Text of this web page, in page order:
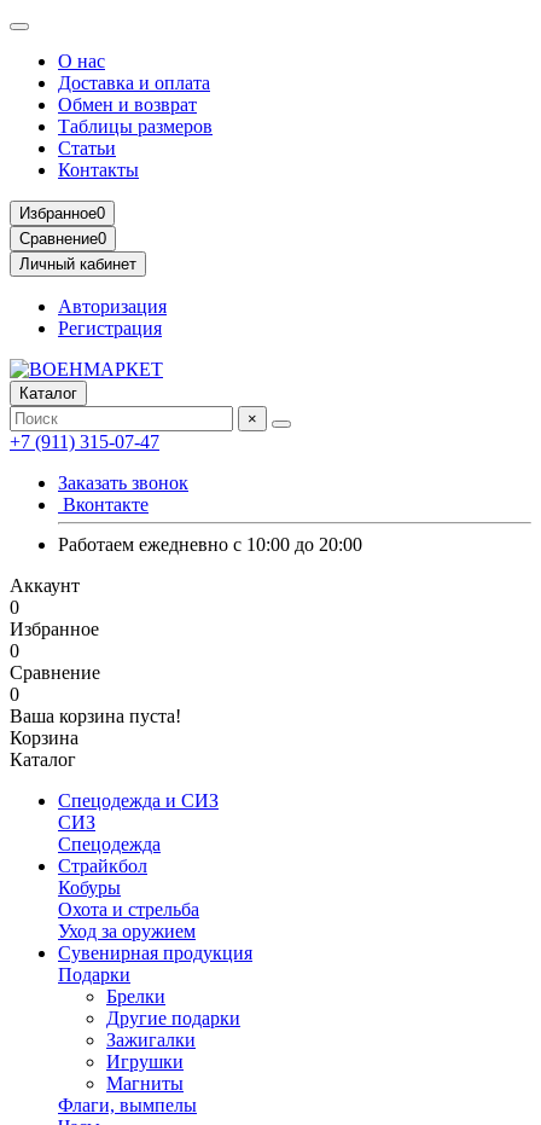
О нас
Доставка и оплата
Обмен и возврат
Таблицы размеров
Статьи
Контакты
Избранное0
Сравнение0
Личный кабинет
Авторизация
Регистрация
Каталог
×
+7 (911) 315-07-47
Заказать звонок
Вконтакте
Работаем ежедневно с 10:00 до 20:00
Аккаунт
0
Избранное
0
Сравнение
0
Ваша корзина пуста!
Корзина
Каталог
Спецодежда и СИЗ
СИЗ
Спецодежда
Страйкбол
Кобуры
Охота и стрельба
Уход за оружием
Сувенирная продукция
Подарки
Брелки
Другие подарки
Зажигалки
Игрушки
Магниты
Флаги, вымпелы